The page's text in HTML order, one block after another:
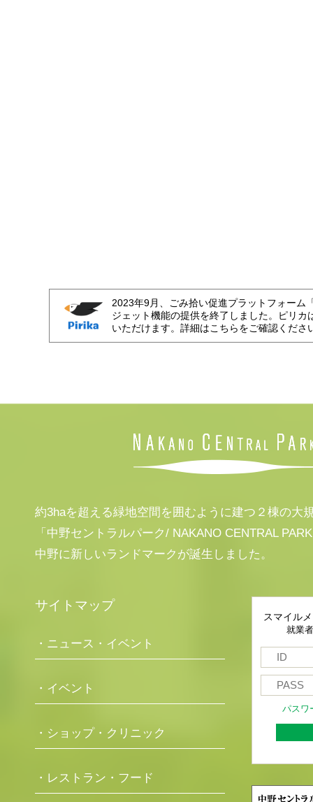
2023年9月、ごみ拾い促進プラットフォーム
ジェット機能の提供を終了しました。ピリカ
いただけます。詳細はこちらをご確認くださ
約3haを超える緑地空間を囲むように建つ２棟の大
「中野セントラルパーク/ NAKANO CENTRAL
中野に新しいランドマークが誕生しました。
サイトマップ
・ニュース・イベント
・イベント
・ショップ・クリニック
・レストラン・フード
スマイル
就業
パスワ